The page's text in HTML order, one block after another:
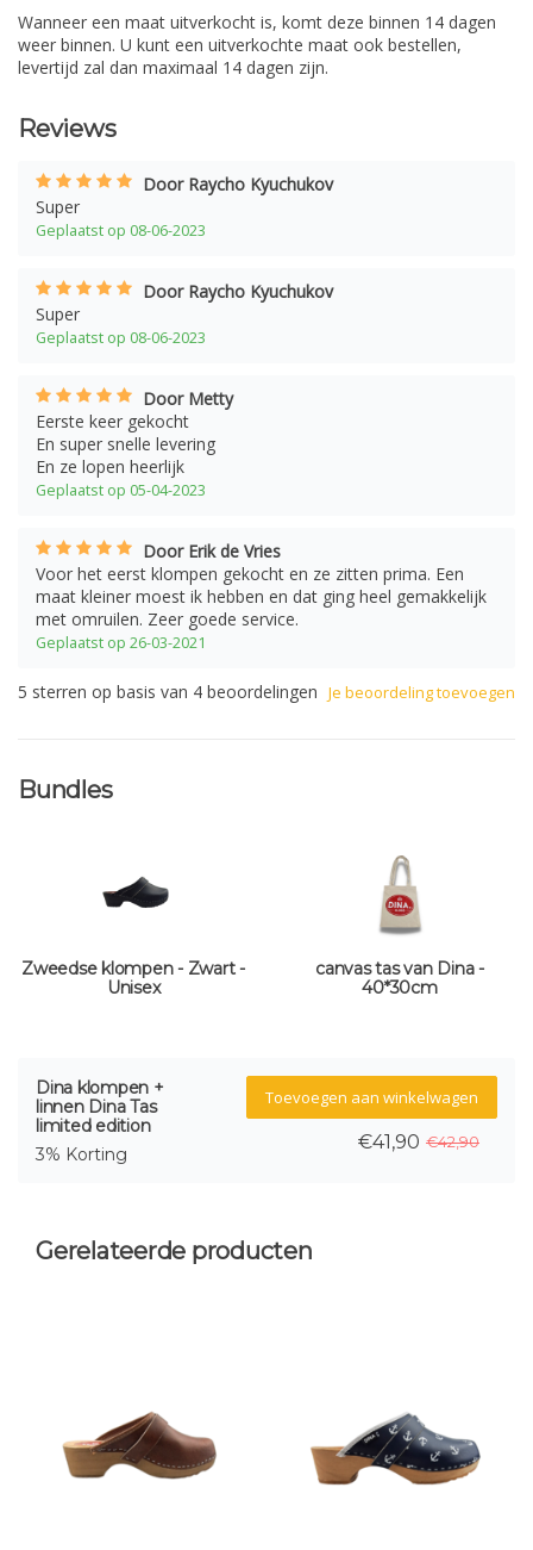
Wanneer een maat uitverkocht is, komt deze binnen 14 dagen
weer binnen. U kunt een uitverkochte maat ook bestellen,
levertijd zal dan maximaal 14 dagen zijn.
Reviews
Door Raycho Kyuchukov
Super
Geplaatst op 08-06-2023
Door Raycho Kyuchukov
Super
Geplaatst op 08-06-2023
Door Metty
Eerste keer gekocht
En super snelle levering
En ze lopen heerlijk
Geplaatst op 05-04-2023
Door Erik de Vries
Voor het eerst klompen gekocht en ze zitten prima. Een
maat kleiner moest ik hebben en dat ging heel gemakkelijk
met omruilen. Zeer goede service.
Geplaatst op 26-03-2021
Je beoordeling toevoegen
5 sterren op basis van 4 beoordelingen
Bundles
Zweedse klompen - Zwart -
Unisex
canvas tas van Dina -
40*30cm
Dina klompen +
linnen Dina Tas
limited edition
3% Korting
Toevoegen aan winkelwagen
€42,90
€41,90
Gerelateerde producten